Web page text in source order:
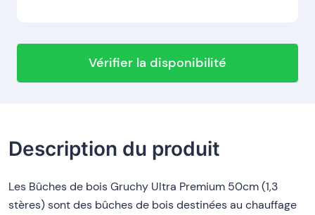
Vérifier la disponibilité
Description du produit
Les Bûches de bois Gruchy Ultra Premium 50cm (1,3
stères) sont des bûches de bois destinées au chauffage